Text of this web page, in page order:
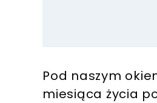
Pod naszym
miesiąca życia